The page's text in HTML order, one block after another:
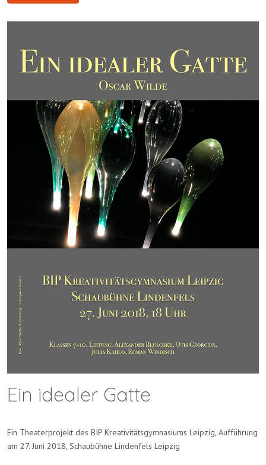
Ein idealer Gatte
Ein Theaterprojekt des BIP Kreativitätsgymnasiums Leipzig, Aufführung
am 27. Juni 2018, Schaubühne Lindenfels Leipzig